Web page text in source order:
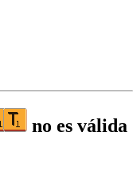
no es válida